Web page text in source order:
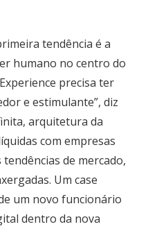
tendência é a
humano no centro do
precisa ter
e estimulante”, diz
arquitetura da
com empresas
de mercado,
Um case
um novo funcionário
dentro da nova